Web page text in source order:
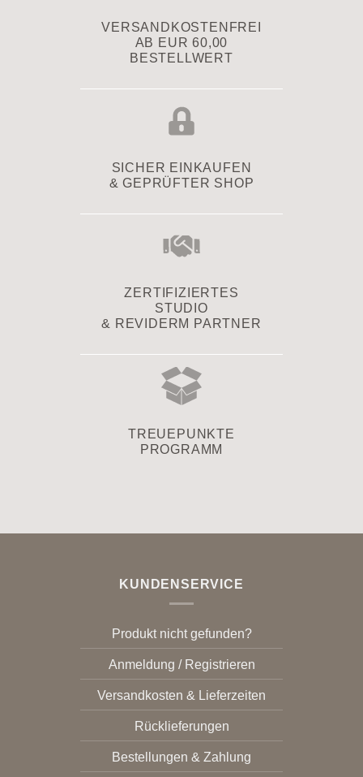
VERSAND­KOSTENFREI
AB EUR 60,00
BESTELLWERT
SICHER EINKAUFEN
& GEPRÜFTER SHOP
ZERTIFIZIERTES
STUDIO
& REVIDERM PARTNER
TREUEPUNKTE
PROGRAMM
KUNDENSERVICE
Produkt nicht gefunden?
Anmeldung / Registrieren
Versandkosten & Lieferzeiten
Rücklieferungen
Bestellungen & Zahlung